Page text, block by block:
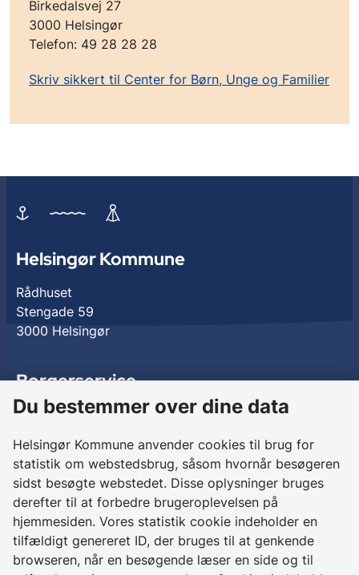
Birkedalsvej 27
3000 Helsingør
Telefon: 49 28 28 28
Skriv sikkert til Center for Børn, Unge og Familier
Helsingør Kommune
Rådhuset
Stengade 59
3000 Helsingør
Borgerservice
Birkedalsvej 27
Kontakt os
+ 45 49 28 28 28
CVR 64 50 20 18
Skriv sikkert til
Du bestemmer over dine data
Helsingør Kommune anvender cookies til brug for
statistik om webstedsbrug, såsom hvornår besøgeren
sidst besøgte webstedet. Disse oplysninger bruges
derefter til at forbedre brugeroplevelsen på
hjemmesiden. Vores statistik cookie indeholder en
tilfældigt genereret ID, der bruges til at genkende
browseren, når en besøgende læser en side og til